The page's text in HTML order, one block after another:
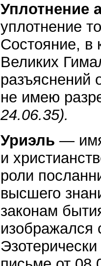
Уплотнение
уплотнение
Состояние, в
Великих
разъяснений
не имею
24.06.35).
Уриэль —
и
роли
высшего
законам
изображался